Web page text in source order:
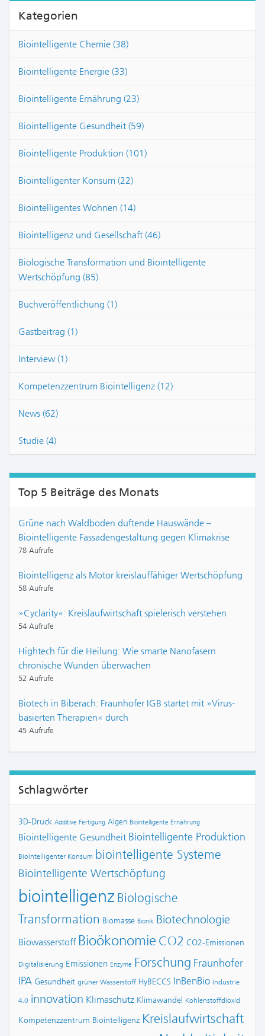
Kategorien
Biointelligente Chemie (38)
Biointelligente Energie (33)
Biointelligente Ernährung (23)
Biointelligente Gesundheit (59)
Biointelligente Produktion (101)
Biointelligenter Konsum (22)
Biointelligentes Wohnen (14)
Biointelligenz und Gesellschaft (46)
Biologische Transformation und Biointelligente
Wertschöpfung (85)
Buchveröffentlichung (1)
Gastbeitrag (1)
Interview (1)
Kompetenzzentrum Biointelligenz (12)
News (62)
Studie (4)
Top 5 Beiträge des Monats
Grüne nach Waldboden duftende Hauswände –
Biointelligente Fassadengestaltung gegen Klimakrise
78 Aufrufe
Biointelligenz als Motor kreislauffähiger Wertschöpfung
58 Aufrufe
»Cyclarity«: Kreislaufwirtschaft spielerisch verstehen
54 Aufrufe
Hightech für die Heilung: Wie smarte Nanofasern
chronische Wunden überwachen
52 Aufrufe
Biotech in Biberach: Fraunhofer IGB startet mit »Virus-
basierten Therapien« durch
45 Aufrufe
Schlagwörter
3D-Druck Additive Fertigung Algen Biointelligente Ernährung
Biointelligente Gesundheit Biointelligente Produktion
Biointelligenter Konsum biointelligente Systeme
Biointelligente Wertschöpfung
biointelligenz Biologische
Transformation Biomasse Bionik Biotechnologie
Biowasserstoff Bioökonomie CO2 CO2-Emissionen
Digitalisierung Emissionen Enzyme Forschung Fraunhofer
IPA Gesundheit grüner Wasserstoff HyBECCS InBenBio Industrie
4.0 innovation Klimaschutz Klimawandel Kohlenstoffdioxid
Kompetenzzentrum Biointelligenz Kreislaufwirtschaft